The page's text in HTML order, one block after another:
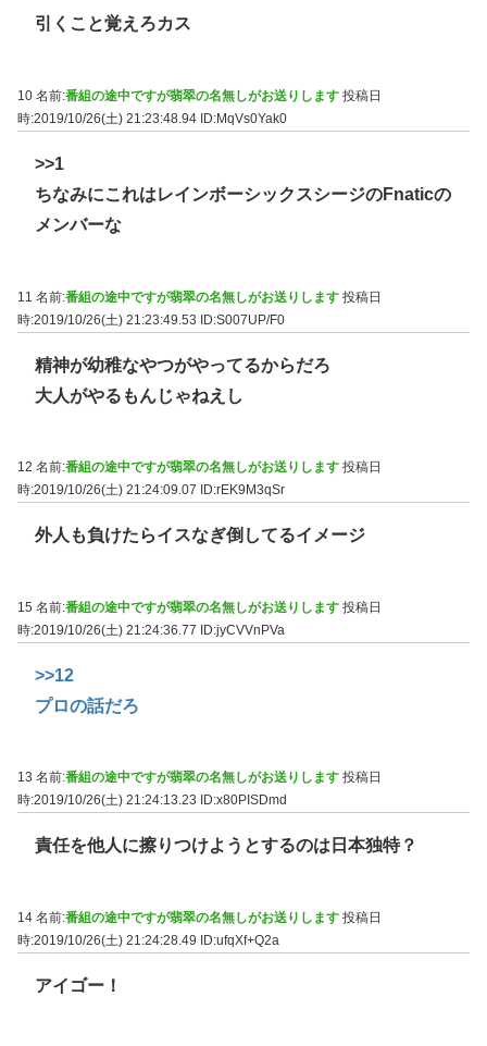
引くこと覚えろカス
10 名前:番組の途中ですが翡翠の名無しがお送りします 投稿日
時:2019/10/26(土) 21:23:48.94 ID:MqVs0Yak0
>>1
ちなみにこれはレインボーシックスシージのFnaticの
メンバーな
11 名前:番組の途中ですが翡翠の名無しがお送りします 投稿日
時:2019/10/26(土) 21:23:49.53 ID:S007UP/F0
精神が幼稚なやつがやってるからだろ
大人がやるもんじゃねえし
12 名前:番組の途中ですが翡翠の名無しがお送りします 投稿日
時:2019/10/26(土) 21:24:09.07
ID:rEK9M3qSr
外人も負けたらイスなぎ倒してるイメージ
15 名前:番組の途中ですが翡翠の名無しがお送りします 投稿日
時:2019/10/26(土) 21:24:36.77 ID:jyCVVnPVa
>>12
プロの話だろ
13 名前:番組の途中ですが翡翠の名無しがお送りします 投稿日
時:2019/10/26(土) 21:24:13.23
ID:x80PISDmd
責任を他人に擦りつけようとするのは日本独特？
14 名前:番組の途中ですが翡翠の名無しがお送りします 投稿日
時:2019/10/26(土) 21:24:28.49
ID:ufqXf+Q2a
アイゴー！